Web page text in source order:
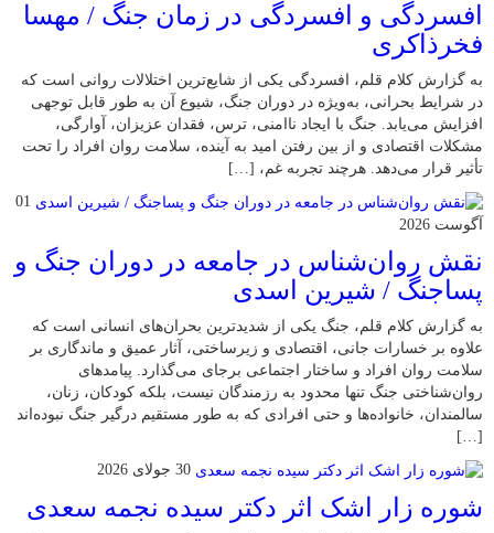
افسردگی و افسردگی در زمان جنگ / مهسا
فخرذاکری
به گزارش کلام قلم، افسردگی یکی از شایع‌ترین اختلالات روانی است که
در شرایط بحرانی، به‌ویژه در دوران جنگ، شیوع آن به طور قابل توجهی
افزایش می‌یابد. جنگ با ایجاد ناامنی، ترس، فقدان عزیزان، آوارگی،
مشکلات اقتصادی و از بین رفتن امید به آینده، سلامت روان افراد را تحت
تأثیر قرار می‌دهد. هرچند تجربه غم، […]
01
آگوست 2026
نقش روان‌شناس در جامعه در دوران جنگ و
پساجنگ / شیرین اسدی
به گزارش کلام قلم، جنگ یکی از شدیدترین بحران‌های انسانی است که
علاوه بر خسارات جانی، اقتصادی و زیرساختی، آثار عمیق و ماندگاری بر
سلامت روان افراد و ساختار اجتماعی برجای می‌گذارد. پیامدهای
روان‌شناختی جنگ تنها محدود به رزمندگان نیست، بلکه کودکان، زنان،
سالمندان، خانواده‌ها و حتی افرادی که به طور مستقیم درگیر جنگ نبوده‌اند
[…]
30 جولای 2026
شوره زار اشک اثر دکتر سیده نجمه سعدی